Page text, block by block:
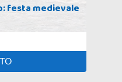
festa medievale